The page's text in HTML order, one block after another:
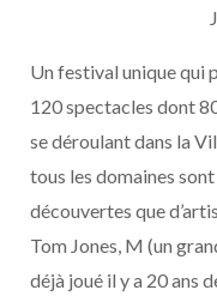
Un festival unique qui
120 spectacles dont
se déroulant dans la
tous les domaines
découvertes que
Tom Jones, M (un
déjà joué il y a 20 ans